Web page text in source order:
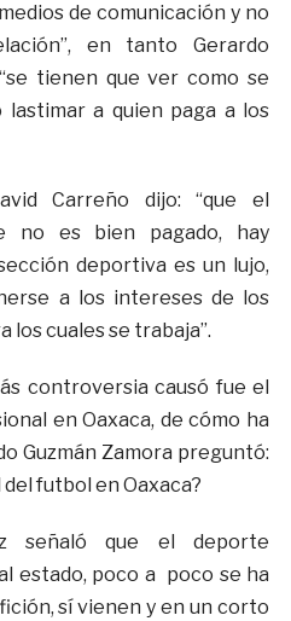
de comunicación y no
en tanto Gerardo
tienen que ver como se
lastimar a quien paga a los
Carreño dijo: “que el
no es bien pagado, hay
deportiva es un lujo,
a los intereses de los
los cuales se trabaja”.
controversia causó fue el
en Oaxaca, de cómo ha
Guzmán Zamora preguntó:
futbol en Oaxaca?
señaló que el deporte
estado, poco a poco se ha
sí vienen y en un corto